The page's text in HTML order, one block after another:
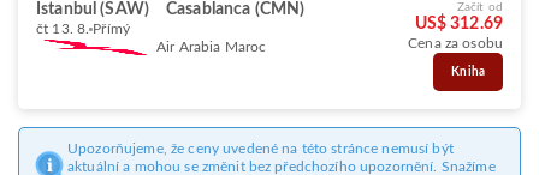
Istanbul (SAW) Casablanca (CMN)
čt 13. 8. Přímý
Air Arabia Maroc
Začít od
US$ 312.69
Cena za osobu
Kniha
Upozorňujeme, že ceny uvedené na této stránce nemusí být
aktuální a mohou se změnit bez předchozího upozornění. Snažíme